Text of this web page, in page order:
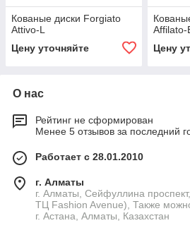
Кованые диски Forgiato
Attivo-L
Цену уточняйте
Affilato-
Цену
О нас
Рейтинг не сформирован
Менее 5 отзывов за последний
Работает с 28.01.2010
г. Алматы
г. Алматы, Сейфуллина
ТЦ Fashion Avenue), Также
г. Астана, Алматы, Казахстан